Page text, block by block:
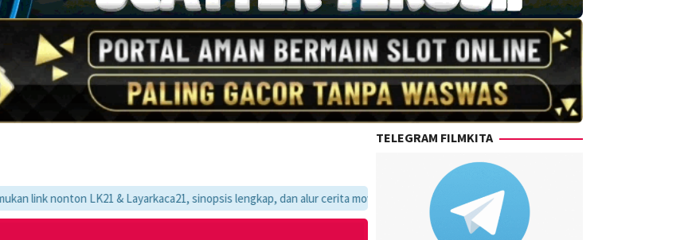
LK21 & Layarkaca21, sinopsis lengkap, dan alur cerita movie favoritmu dalam satu tempat yang praktis dan update setiap hari.
TELEGRAM FILMKITA